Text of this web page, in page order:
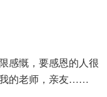
慨，要感恩的人很
我的老师，亲友……